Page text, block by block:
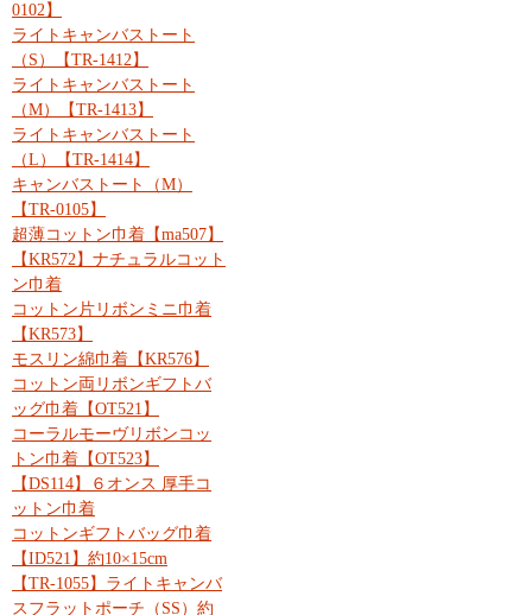
0102】
ライトキャンバストート
（S）【TR-1412】
ライトキャンバストート
（M）【TR-1413】
ライトキャンバストート
（L）【TR-1414】
キャンバストート（M）
【TR-0105】
超薄コットン巾着【ma507】
【KR572】ナチュラルコット
ン巾着
コットン片リボンミニ巾着
【KR573】
モスリン綿巾着【KR576】
コットン両リボンギフトバ
ッグ巾着【OT521】
コーラルモーヴリボンコッ
トン巾着【OT523】
【DS114】６オンス 厚手コ
ットン巾着
コットンギフトバッグ巾着
【ID521】約10×15cm
【TR-1055】ライトキャンバ
スフラットポーチ（SS）約